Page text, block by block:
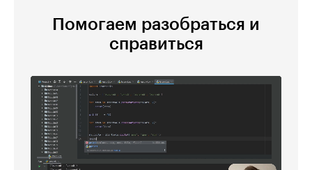
Помогаем разобраться и
справиться